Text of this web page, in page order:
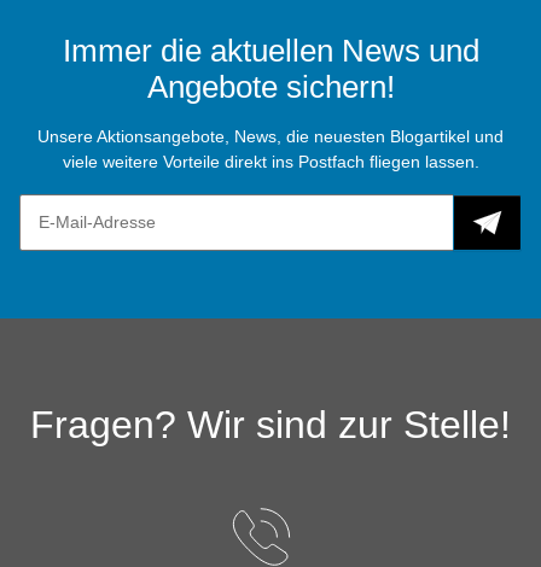
Immer die aktuellen News und
Angebote sichern!
Unsere Aktionsangebote, News, die neuesten Blogartikel und
viele weitere Vorteile direkt ins Postfach fliegen lassen.
Fragen? Wir sind zur Stelle!